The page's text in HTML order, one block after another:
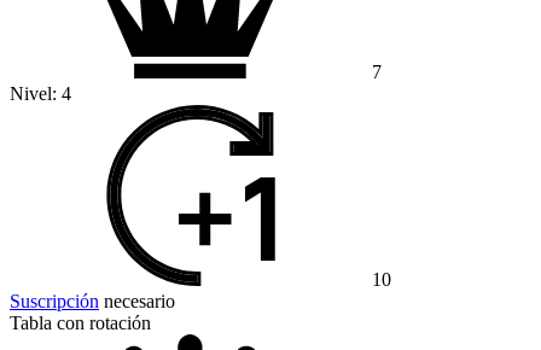
7
Nivel: 4
10
Suscripción necesario
Tabla con rotación